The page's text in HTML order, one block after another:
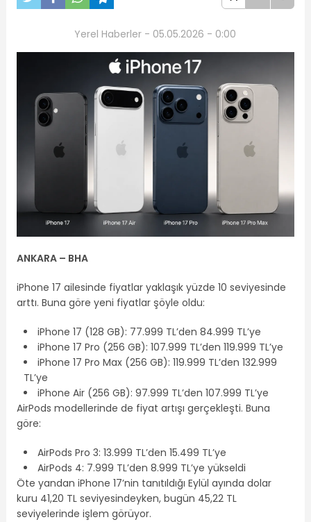
Yerel Haberler - 05.05.2026 - 0:00
ANKARA – BHA
iPhone 17 ailesinde fiyatlar yaklaşık yüzde 10 seviyesinde
arttı. Buna göre yeni fiyatlar şöyle oldu:
iPhone 17 (128 GB): 77.999 TL’den 84.999 TL’ye
iPhone 17 Pro (256 GB): 107.999 TL’den 119.999 TL’ye
iPhone 17 Pro Max (256 GB): 119.999 TL’den 132.999
TL’ye
iPhone Air (256 GB): 97.999 TL’den 107.999 TL’ye
AirPods modellerinde de fiyat artışı gerçekleşti. Buna
göre:
AirPods Pro 3: 13.999 TL’den 15.499 TL’ye
AirPods 4: 7.999 TL’den 8.999 TL’ye yükseldi
Öte yandan iPhone 17’nin tanıtıldığı Eylül ayında dolar
kuru 41,20 TL seviyesindeyken, bugün 45,22 TL
seviyelerinde işlem görüyor.